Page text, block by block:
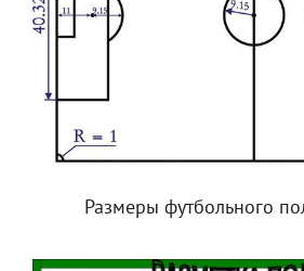
Размеры футбольного